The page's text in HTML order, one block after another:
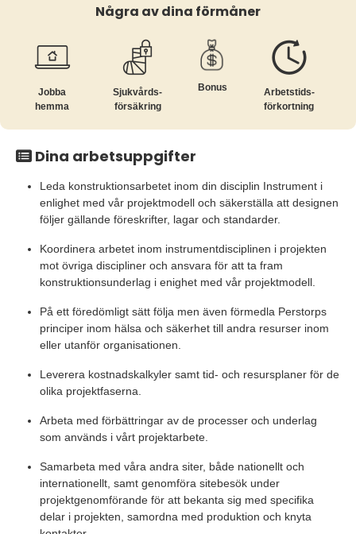
Några av dina förmåner
Jobba
hemma
Sjukvårds­
försäkring
Bonus
Arbetstids­
förkortning
Dina arbetsuppgifter
Leda konstruktionsarbetet inom din disciplin Instrument i
enlighet med vår projektmodell och säkerställa att designen
följer gällande föreskrifter, lagar och standarder.
Koordinera arbetet inom instrumentdisciplinen i projekten
mot övriga discipliner och ansvara för att ta fram
konstruktionsunderlag i enighet med vår projektmodell.
På ett föredömligt sätt följa men även förmedla Perstorps
principer inom hälsa och säkerhet till andra resurser inom
eller utanför organisationen.
Leverera kostnadskalkyler samt tid- och resursplaner för de
olika projektfaserna.
Arbeta med förbättringar av de processer och underlag
som används i vårt projektarbete.
Samarbeta med våra andra siter, både nationellt och
internationellt, samt genomföra sitebesök under
projektgenomförande för att bekanta sig med specifika
delar i projekten, samordna med produktion och knyta